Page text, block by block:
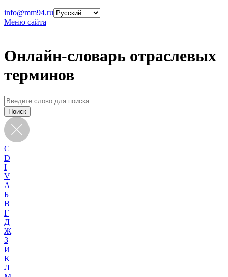
info@mm94.ru
Меню сайта
Онлайн-словарь отраслевых
терминов
C
D
I
V
А
Б
В
Г
Д
Ж
З
И
К
Л